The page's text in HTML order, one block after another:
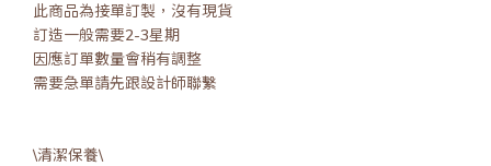
此商品為接單訂製，沒有現貨
訂造一般需要2-3星期
因應訂單數量會稍有調整
需要急單請先跟設計師聯繫
\清潔保養\